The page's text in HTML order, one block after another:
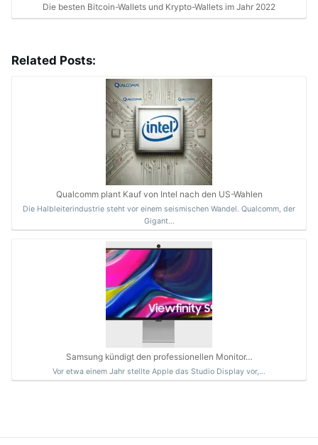
Die besten Bitcoin-Wallets und Krypto-Wallets im Jahr 2022
Related Posts:
Qualcomm plant Kauf von Intel nach den US-Wahlen
Die Halbleiterindustrie steht vor einem seismischen Wandel. Qualcomm, der
Gigant…
Samsung kündigt den professionellen Monitor…
Vor etwa einem Jahr stellte Apple das Studio Display vor,…